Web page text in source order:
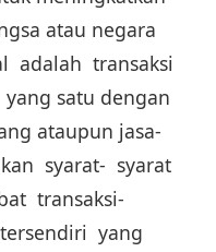
atau negara
adalah transaksi
satu dengan
ataupun jasa-
syarat- syarat
transaksi-
yang